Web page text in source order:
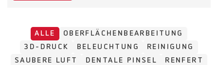
ALLE
OBERFLÄCHENBEARBEITUNG
3D-DRUCK
BELEUCHTUNG
REINIGUNG
SAUBERE LUFT
DENTALE PINSEL
RENFERT